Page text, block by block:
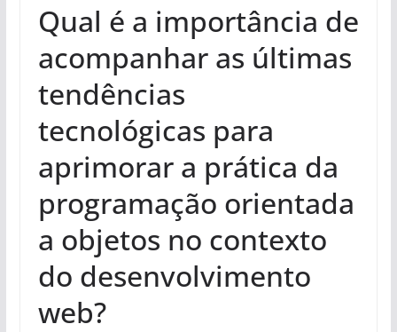
Qual é a importância de
acompanhar as últimas
tendências
tecnológicas para
aprimorar a prática da
programação orientada
a objetos no contexto
do desenvolvimento
web?